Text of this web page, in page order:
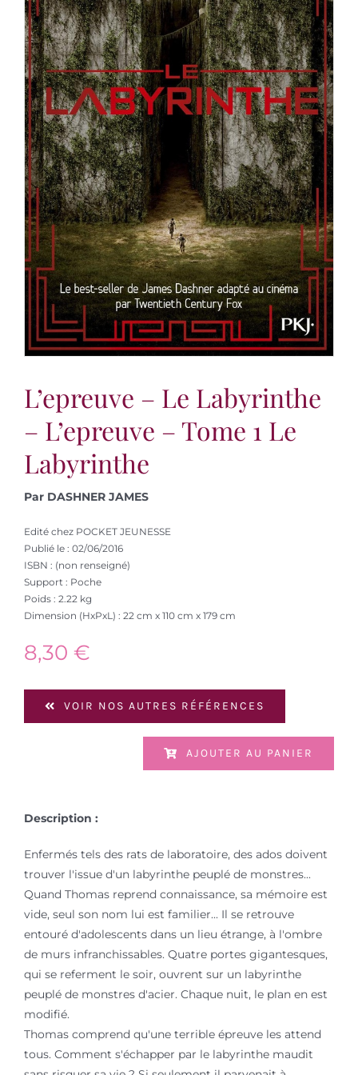
L’epreuve – Le Labyrinthe
– L’epreuve – Tome 1 Le
Labyrinthe
Par DASHNER JAMES
Edité chez POCKET JEUNESSE
Publié le : 02/06/2016
ISBN : (non renseigné)
Support : Poche
Poids : 2.22 kg
Dimension (HxPxL) : 22 cm x 110 cm x 179 cm
8,30 €
VOIR NOS AUTRES RÉFÉRENCES
AJOUTER AU PANIER
Description :
Enfermés tels des rats de laboratoire, des ados doivent
trouver l'issue d'un labyrinthe peuplé de monstres...
Quand Thomas reprend connaissance, sa mémoire est
vide, seul son nom lui est familier... Il se retrouve
entouré d'adolescents dans un lieu étrange, à l'ombre
de murs infranchissables. Quatre portes gigantesques,
qui se referment le soir, ouvrent sur un labyrinthe
peuplé de monstres d'acier. Chaque nuit, le plan en est
modifié.
Thomas comprend qu'une terrible épreuve les attend
tous. Comment s'échapper par le labyrinthe maudit